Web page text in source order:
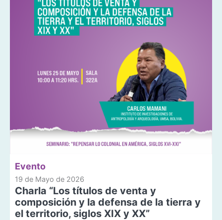
Evento
19 de Mayo de 2026
Charla “Los títulos de venta y
composición y la defensa de la tierra y
el territorio, siglos XIX y XX”